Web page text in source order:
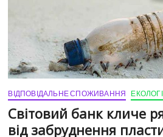
ВІДПОВІДАЛЬНЕ СПОЖИВАННЯ
Світовий банк кличе
від забруднення